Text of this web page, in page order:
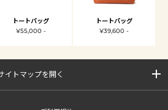
トートバッグ
¥55,000 -
トートバッグ
¥39,600 -
イトマップを開く